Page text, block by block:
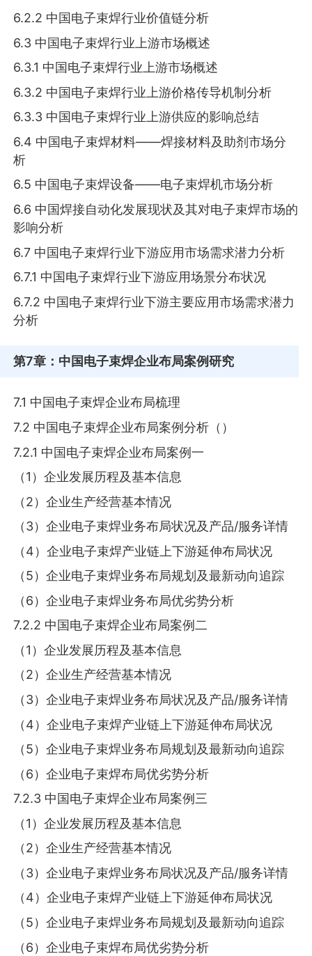
6.2.2 中国电子束焊行业价值链分析
6.3 中国电子束焊行业上游市场概述
6.3.1 中国电子束焊行业上游市场概述
6.3.2 中国电子束焊行业上游价格传导机制分析
6.3.3 中国电子束焊行业上游供应的影响总结
6.4 中国电子束焊材料——焊接材料及助剂市场分
析
6.5 中国电子束焊设备——电子束焊机市场分析
6.6 中国焊接自动化发展现状及其对电子束焊市场的
影响分析
6.7 中国电子束焊行业下游应用市场需求潜力分析
6.7.1 中国电子束焊行业下游应用场景分布状况
6.7.2 中国电子束焊行业下游主要应用市场需求潜力
分析
第7章 ：中国电子束焊企业布局案例研究
7.1 中国电子束焊企业布局梳理
7.2 中国电子束焊企业布局案例分析（）
7.2.1 中国电子束焊企业布局案例一
（1）企业发展历程及基本信息
（2）企业生产经营基本情况
（3）企业电子束焊业务布局状况及产品/服务详情
（4）企业电子束焊产业链上下游延伸布局状况
（5）企业电子束焊业务布局规划及最新动向追踪
（6）企业电子束焊业务布局优劣势分析
7.2.2 中国电子束焊企业布局案例二
（1）企业发展历程及基本信息
（2）企业生产经营基本情况
（3）企业电子束焊业务布局状况及产品/服务详情
（4）企业电子束焊产业链上下游延伸布局状况
（5）企业电子束焊业务布局规划及最新动向追踪
（6）企业电子束焊布局优劣势分析
7.2.3 中国电子束焊企业布局案例三
（1）企业发展历程及基本信息
（2）企业生产经营基本情况
（3）企业电子束焊业务布局状况及产品/服务详情
（4）企业电子束焊产业链上下游延伸布局状况
（5）企业电子束焊业务布局规划及最新动向追踪
（6）企业电子束焊布局优劣势分析